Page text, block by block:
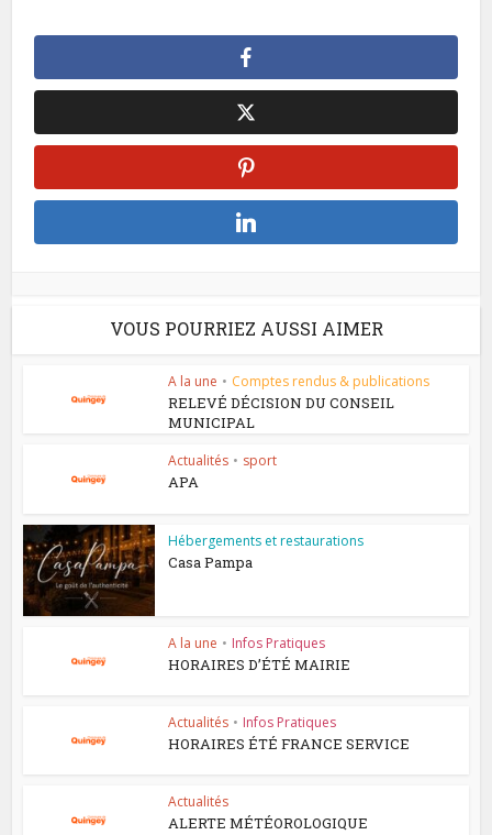
VOUS POURRIEZ AUSSI AIMER
A la une • Comptes rendus & publications
RELEVÉ DÉCISION DU CONSEIL
MUNICIPAL
Actualités • sport
APA
Hébergements et restaurations
Casa Pampa
A la une • Infos Pratiques
HORAIRES D’ÉTÉ MAIRIE
Actualités • Infos Pratiques
HORAIRES ÉTÉ FRANCE SERVICE
Actualités
ALERTE MÉTÉOROLOGIQUE